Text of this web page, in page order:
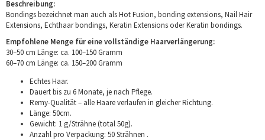
Beschreibung:
Bondings bezeichnet man auch als Hot Fusion, bonding extensions, Nail Hair
Extensions, Echthaar bondings, Keratin Extensions oder Keratin bondings.
Empfohlene Menge für eine vollständige Haarverlängerung:
30–50 cm Länge: ca. 100–150 Gramm
60–70 cm Länge: ca. 150–200 Gramm
Echtes Haar.
Dauert bis zu 6 Monate, je nach Pflege.
Remy-Qualität – alle Haare verlaufen in gleicher Richtung.
Länge: 50cm.
Gewicht: 1 g/Strähne (total 50g).
Anzahl pro Verpackung: 50 Strähnen .